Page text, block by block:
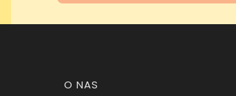
Linki w stopce
O NAS